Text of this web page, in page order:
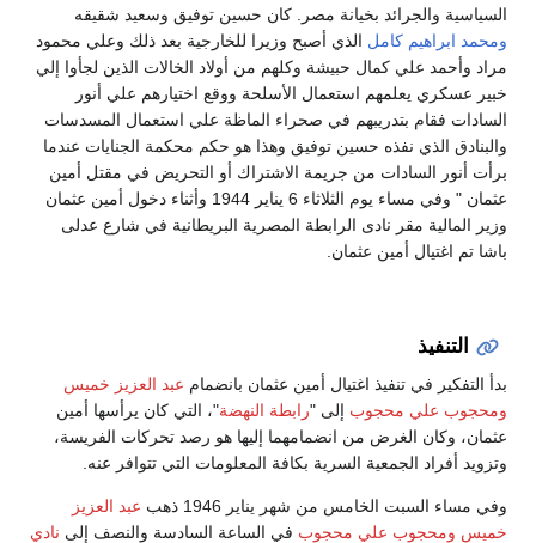
السياسية والجرائد بخيانة مصر. كان حسين توفيق وسعيد شقيقه
ومحمد ابراهيم كامل الذي أصبح وزيرا للخارجية بعد ذلك وعلي محمود
مراد وأحمد علي كمال حبيشة وكلهم من أولاد الخالات الذين لجأوا إلي
خبير عسكري يعلمهم استعمال الأسلحة ووقع اختيارهم علي أنور
السادات فقام بتدريبهم في صحراء الماظة علي استعمال المسدسات
والبنادق الذي نفذه حسين توفيق وهذا هو حكم محكمة الجنايات عندما
برأت أنور السادات من جريمة الاشتراك أو التحريض في مقتل أمين
عثمان‏ " وفي مساء يوم الثلاثاء 6 يناير 1944 وأثناء دخول أمين عثمان
وزير المالية مقر نادى الرابطة المصرية البريطانية في شارع عدلى
باشا تم اغتيال أمين عثمان.
التنفيذ
بدأ التفكير في تنفيذ اغتيال أمين عثمان بانضمام عبد العزيز خميس
ومحجوب علي محجوب إلى "رابطة النهضة"، التي كان يرأسها أمين
عثمان، وكان الغرض من انضمامهما إليها هو رصد تحركات الفريسة،
وتزويد أفراد الجمعية السرية بكافة المعلومات التي تتوافر عنه.
وفي مساء السبت الخامس من شهر يناير 1946 ذهب
عبد العزيز
خميس ومحجوب علي محجوب في الساعة السادسة والنصف إلى نادي